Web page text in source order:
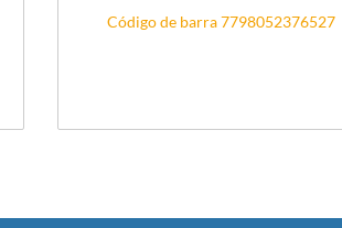
Código de barra 7798052376527